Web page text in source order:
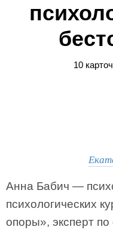
10
Анна Бабич —
психологических
опоры», эксперт